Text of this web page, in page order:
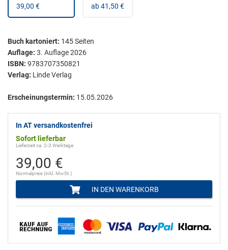
39,00 €
ab 41,50 €
Buch kartoniert: 145Seiten
Auflage: 3. Auflage 2026
ISBN: 9783707350821
Verlag: Linde Verlag
Erscheinungstermin: 15.05.2026
In AT versandkostenfrei
Sofort lieferbar
Lieferzeit ca. 2-3 Werktage
39,00 €
Normalpreis (inkl. MwSt.)
IN DEN WARENKORB